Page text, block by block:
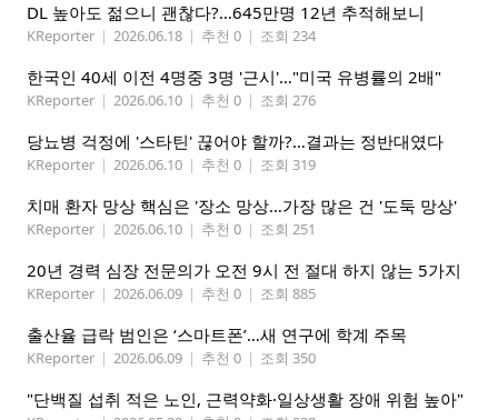
DL 높아도 젊으니 괜찮다?…645만명 12년 추적해보니
KReporter | 2026.06.18 | 추천 0 | 조회 234
한국인 40세 이전 4명중 3명 '근시'…"미국 유병률의 2배"
KReporter | 2026.06.10 | 추천 0 | 조회 276
당뇨병 걱정에 '스타틴' 끊어야 할까?…결과는 정반대였다
KReporter | 2026.06.10 | 추천 0 | 조회 319
치매 환자 망상 핵심은 '장소 망상…가장 많은 건 '도둑 망상'
KReporter | 2026.06.10 | 추천 0 | 조회 251
20년 경력 심장 전문의가 오전 9시 전 절대 하지 않는 5가지
KReporter | 2026.06.09 | 추천 0 | 조회 885
출산율 급락 범인은 ‘스마트폰’…새 연구에 학계 주목
KReporter | 2026.06.09 | 추천 0 | 조회 350
"단백질 섭취 적은 노인, 근력약화·일상생활 장애 위험 높아"